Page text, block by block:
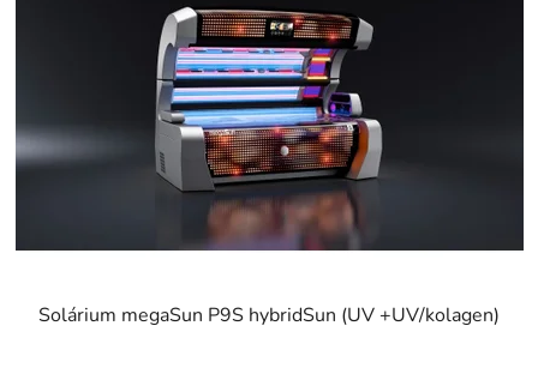
Solárium megaSun P9S hybridSun (UV +UV/kolagen)